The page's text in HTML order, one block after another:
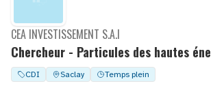
CEA INVESTISSEMENT S.A.I
CDI Saclay Temps plein